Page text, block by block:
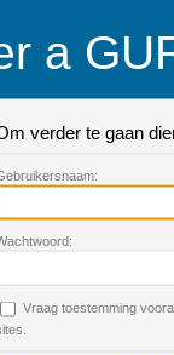
a
verder te gaan
ebruikersnaam:
achtwoord:
Vraag toestemming